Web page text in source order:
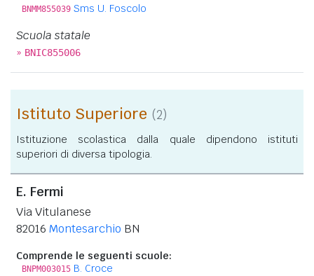
BNMM855039 Sms U. Foscolo
Scuola statale
» BNIC855006
Istituto Superiore (2)
Istituzione scolastica dalla quale dipendono istituti
superiori di diversa tipologia.
E. Fermi
Via Vitulanese
82016 Montesarchio BN
Comprende le seguenti scuole:
BNPM003015 B. Croce